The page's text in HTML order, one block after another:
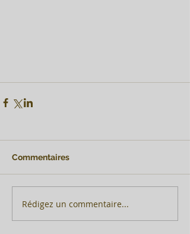
Commentaires
Rédigez un commentaire...